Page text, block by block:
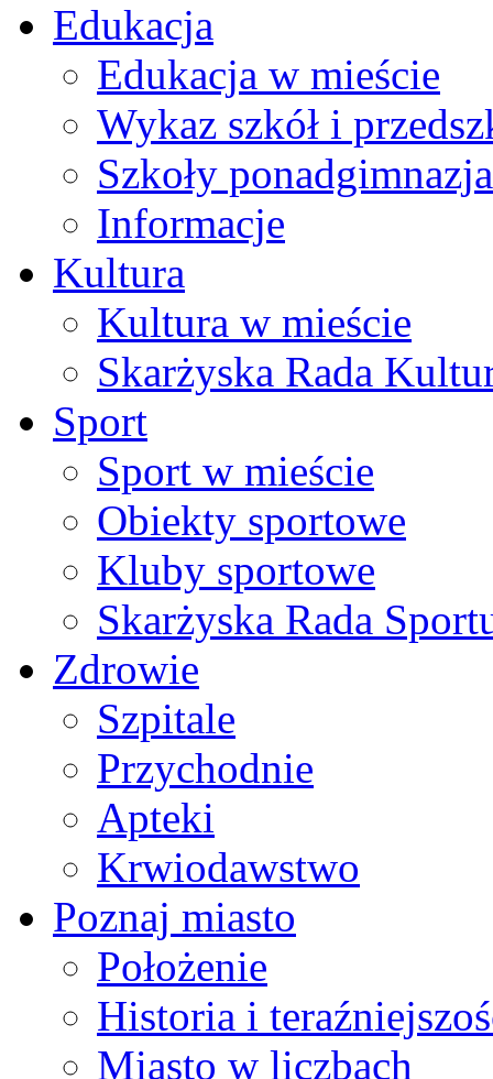
Edukacja
Edukacja w mieście
Wykaz szkół i
Szkoły
Informacje
Kultura
Kultura w mieście
Skarżyska Rada
Sport
Sport w mieście
Obiekty sportowe
Kluby sportowe
Skarżyska Rada
Zdrowie
Szpitale
Przychodnie
Apteki
Krwiodawstwo
Poznaj miasto
Położenie
Historia i
Miasto w liczbach